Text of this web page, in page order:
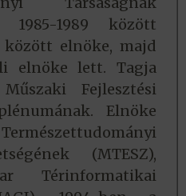
1985-1989 között
között elnöke, majd
elnöke lett. Tagja
Fejlesztési
Elnöke
(MTESZ),
Térinformatikai